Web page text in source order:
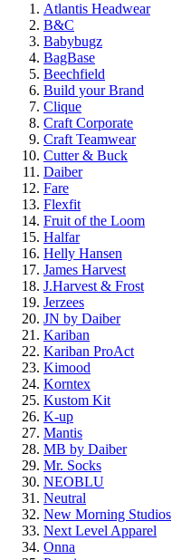
Atlantis Headwear
B&C
Babybugz
BagBase
Beechfield
Build your Brand
Clique
Craft Corporate
Craft Teamwear
Cutter & Buck
Daiber
Fare
Flexfit
Fruit of the Loom
Halfar
Helly Hansen
James Harvest
J.Harvest & Frost
Jerzees
JN by Daiber
Kariban
Kariban ProAct
Kimood
Korntex
Kustom Kit
K-up
Mantis
MB by Daiber
Mr. Socks
NEOBLU
Neutral
New Morning Studios
Next Level Apparel
Onna